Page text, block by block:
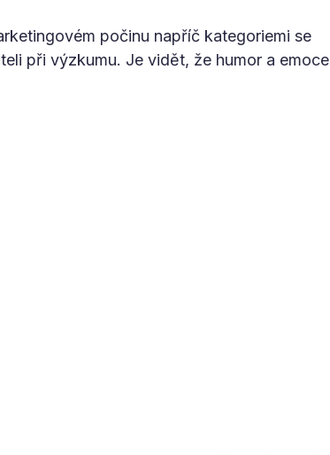
počinu napříč kategoriemi se
při výzkumu. Je vidět, že humor a emoce